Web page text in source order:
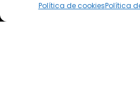
Política de cookiesPolítica